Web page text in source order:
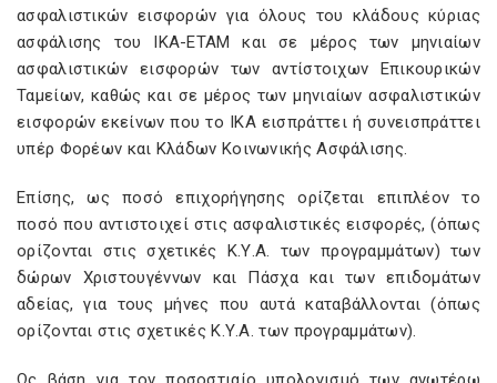
ασφαλιστικών εισφορών για όλους του κλάδους κύριας
ασφάλισης του ΙΚΑ-ΕΤΑΜ και σε μέρος των μηνιαίων
ασφαλιστικών εισφορών των αντίστοιχων Επικουρικών
Ταμείων, καθώς και σε μέρος των μηνιαίων ασφαλιστικών
εισφορών εκείνων που το ΙΚΑ εισπράττει ή συνεισπράττει
υπέρ Φορέων και Κλάδων Κοινωνικής Ασφάλισης.
Επίσης, ως ποσό επιχορήγησης ορίζεται επιπλέον το
ποσό που αντιστοιχεί στις ασφαλιστικές εισφορές, (όπως
ορίζονται στις σχετικές Κ.Υ.Α. των προγραμμάτων) των
δώρων Χριστουγέννων και Πάσχα και των επιδομάτων
αδείας, για τους μήνες που αυτά καταβάλλονται (όπως
ορίζονται στις σχετικές Κ.Υ.Α. των προγραμμάτων).